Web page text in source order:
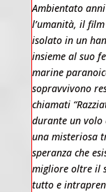
Ambientato
l’umanità, il
isolato in un
insieme al suo
marine
sopravvivono
chiamati
durante un volo
una misteriosa
speranza che
migliore oltre il
tutto e